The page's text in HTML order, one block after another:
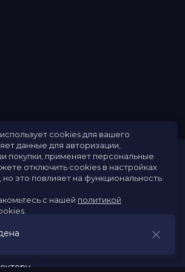
cookies для вашего
данные для авторизации,
покупки, применяет персональные
отключить cookies в настройках
это повлияет на функциональность
с нашей политикой